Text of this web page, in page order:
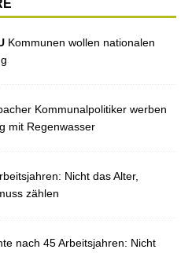
Kommunen wollen nationalen
Kommunalpolitiker werben
mit Regenwasser
Nicht das Alter,
zählen
nach 45 Arbeitsjahren: Nicht